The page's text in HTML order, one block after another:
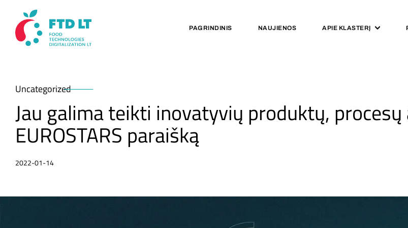
PAGRINDINIS NAUJIENOS APIE KLASTERĮ
Uncategorized
Jau galima teikti inovatyvių produktų,
EUROSTARS paraišką
2022-01-14